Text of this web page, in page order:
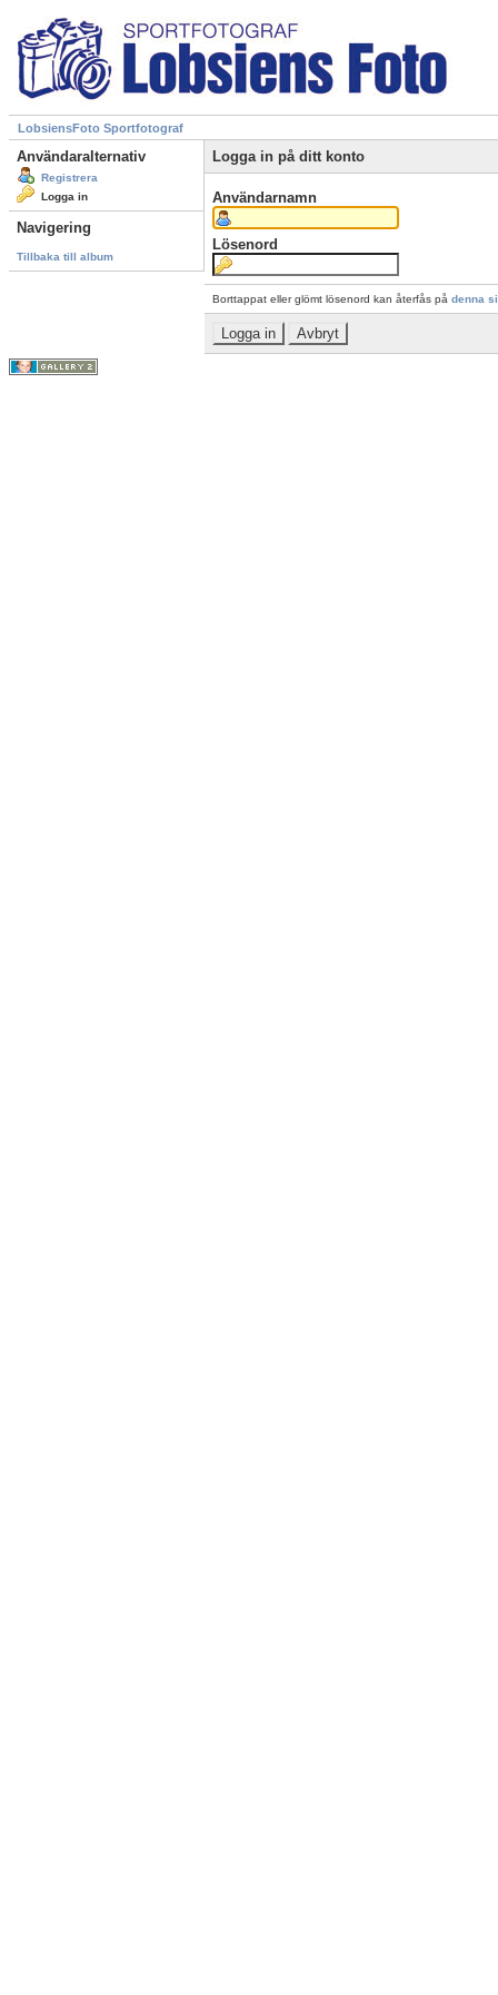
LobsiensFoto Sportfotograf
Användaralternativ
Registrera
Logga in
Navigering
Tillbaka till album
Logga in på ditt konto
Användarnamn
Lösenord
Borttappat eller glömt lösenord kan återfås på denna